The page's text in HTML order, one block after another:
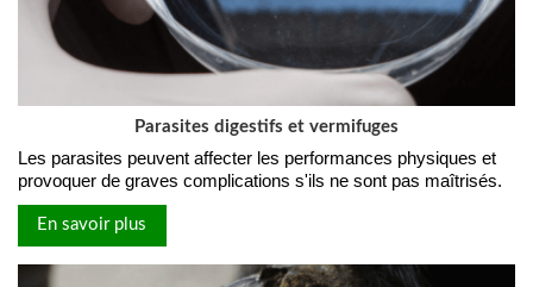
Parasites digestifs et vermifuges
Les parasites peuvent affecter les performances physiques et
provoquer de graves complications s'ils ne sont pas maîtrisés.
En savoir plus